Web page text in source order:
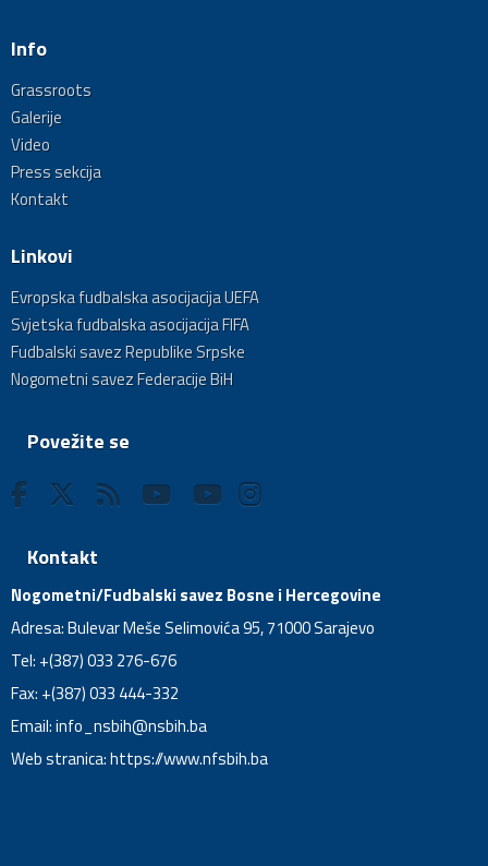
Info
Grassroots
Galerije
Video
Press sekcija
Kontakt
Linkovi
Evropska fudbalska asocijacija UEFA
Svjetska fudbalska asocijacija FIFA
Fudbalski savez Republike Srpske
Nogometni savez Federacije BiH
Povežite se
Kontakt
Nogometni/Fudbalski savez Bosne i Hercegovine
Adresa: Bulevar Meše Selimovića 95, 71000 Sarajevo
Tel: +(387) 033 276-676
Fax: +(387) 033 444-332
Email:info_nsbih@nsbih.ba
Web stranica: https://www.nfsbih.ba